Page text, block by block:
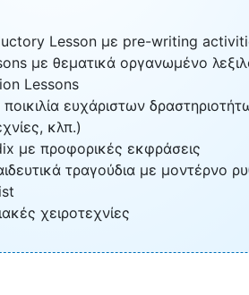
Lesson με pre-writing
με θεματικά οργανωμένο
Lessons
ευχάριστων
κλπ.)
με προφορικές εκφράσεις
τραγούδια με μοντέρνο
χειροτεχνίες